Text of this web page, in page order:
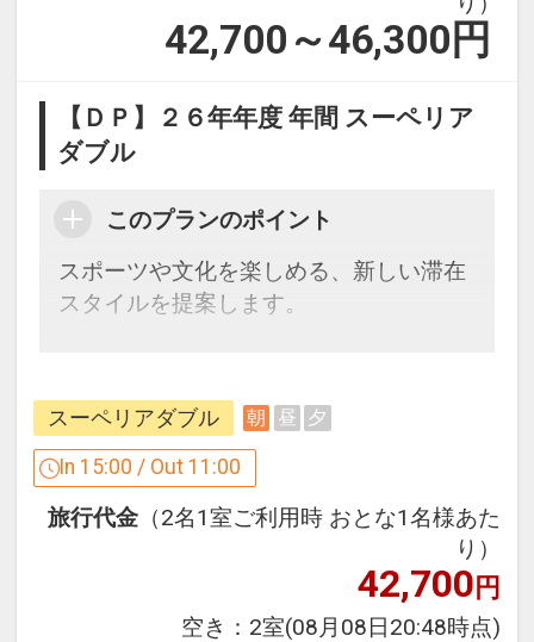
42,700～46,300 円
【ＤＰ】２６年年度 年間 スーペリア
ダブル
このプランのポイント
スポーツや文化を楽しめる、新しい滞在
スタイルを提案します。
●「滞在そのものが、体験そのもの」多
彩なエンターテインメントをご用意して
います。
毎日、いずれかの体験プログラムを実施
いたします。
（1）ヨガ（開催時間：8:00～9:00）
（2）空手（開催時間：8:00～9:00）
スーペリアダブル 朝 昼 夕
In 15:00 / Out 11:00
旅行代金 （2名1室ご利用時 おとな1名様あた
り）
42,700円
空き： 2室(08月08日20:48時点)